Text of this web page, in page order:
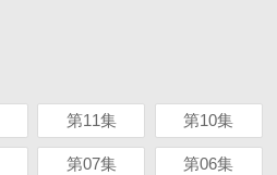
第11集 第10集
第07集 第06集